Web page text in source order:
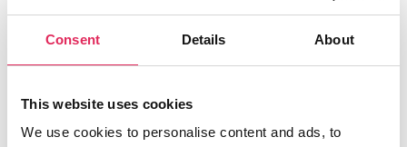
Consent Details About
This website uses cookies
We use cookies to personalise content and ads, to
starten af foråret 2024 og bliver udgivet i starten
af juni. Skriv gerne tilapplaus@applaus.nu, hvis
Applaus åbner for tilmeldinger.